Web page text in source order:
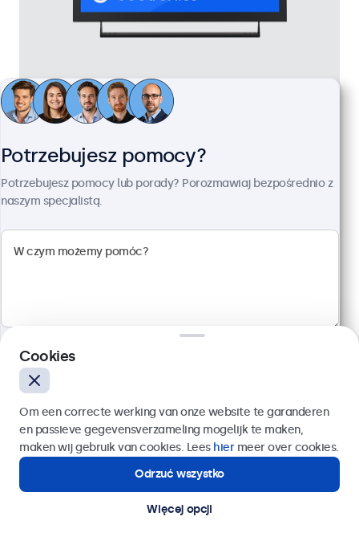
Monitor 24" Metalowy
Kod produktu:24HD7M
Rozdzielczość 1920 x 1080 (Full HD)
Wejścia: HDMI, VGA, BNC, RCA
Montaż: biurkowy, w zabudowie, ścienny
Rozmiar: 560 x 337 x 41 mm
Potrzebujesz pomocy?
Potrzebujesz pomocy lub porady? Porozmawiaj bezpośrednio z
naszym specjalistą.
Wyślij
Lub zadzwoń pod numer:22 397 04 43
Potrzebujesz pomocy?
Kontakt ze specjalistą.
Cookies
Om een correcte werking van onze website te garanderen
en passieve gegevensverzameling mogelijk te maken,
maken wij gebruik van cookies. Lees hiermeer over cookies.
Odrzuć wszystko
Więcej opcji